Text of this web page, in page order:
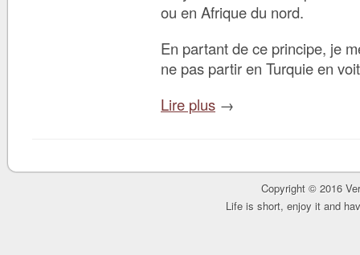
ou en Afrique du nord.
En partant de ce principe, je
ne pas partir en Turquie en
Lire plus →
Copyright © 2016
Life is short, enjoy it and